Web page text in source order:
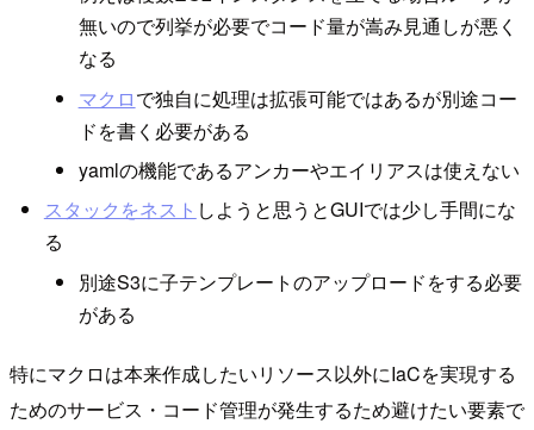
無いので列挙が必要でコード量が嵩み見通しが悪く
なる
マクロで独自に処理は拡張可能ではあるが別途コー
ドを書く必要がある
yamlの機能であるアンカーやエイリアスは使えない
スタックをネスト しようと思うとGUIでは少し手間にな
る
別途S3に子テンプレートのアップロードをする必要
がある
特にマクロは本来作成したいリソース以外にIaCを実現する
ためのサービス・コード管理が発生するため避けたい要素で